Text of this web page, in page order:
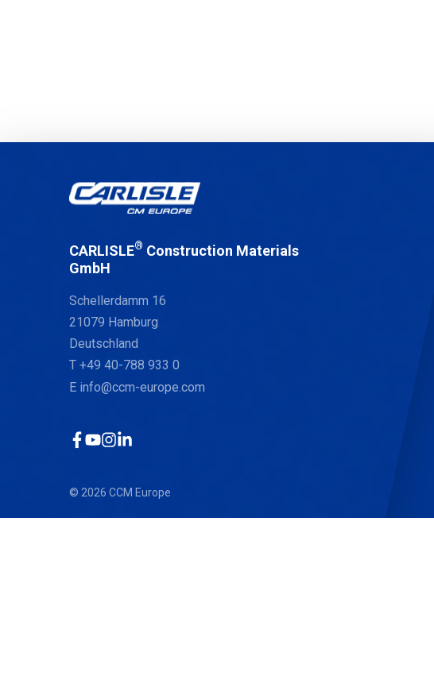
CARLISLE® Construction Materials
GmbH
Schellerdamm 16
21079 Hamburg
Deutschland
T+49 40-788 933 0
E info@ccm-europe.com
© 2026 CCM Europe